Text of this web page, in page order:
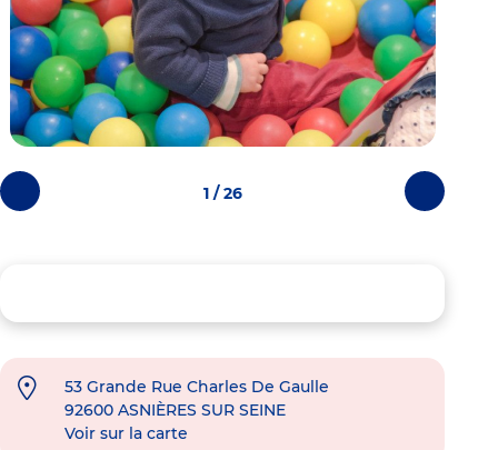
Photos
précédentes
Photos
suivantes
1 / 26
53 Grande Rue Charles De Gaulle
92600 ASNIÈRES SUR SEINE
Voir sur la carte